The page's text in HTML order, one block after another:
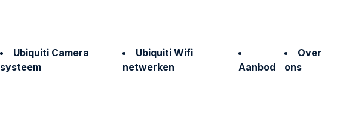
Ubiquiti Camera
systeem
Ubiquiti Wifi
netwerken
Aanbod
Over
ons